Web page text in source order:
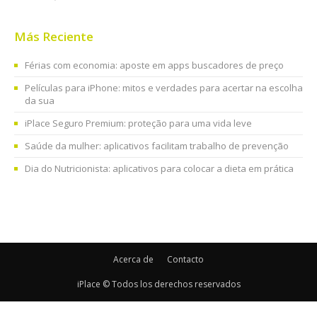
Más Reciente
Férias com economia: aposte em apps buscadores de preço
Películas para iPhone: mitos e verdades para acertar na escolha
da sua
iPlace Seguro Premium: proteção para uma vida leve
Saúde da mulher: aplicativos facilitam trabalho de prevenção
Dia do Nutricionista: aplicativos para colocar a dieta em prática
Acerca de Contacto
iPlace © Todos los derechos reservados